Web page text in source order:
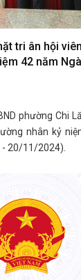
tri ân hội
42 năm
phường Chi
nhân kỷ
20/11/2024).